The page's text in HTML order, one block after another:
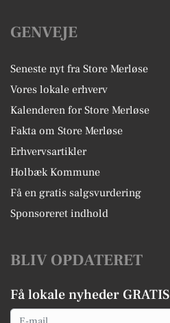
GENVEJE
Seneste nyt fra Store Merløse
Vores lokale erhverv
Kalenderen for Store Merløse
Fakta om Store Merløse
Erhvervsartikler
Holbæk Kommune
Få en gratis salgsvurdering
Sponsoreret indhold
BLIV OPDATERET
Få lokale nyheder GRATIS
Email